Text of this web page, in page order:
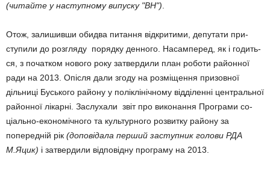
(читайте у наступ­ному випуску "ВН")
Отож, залишивши обидва пи­тання відкритими, депутати при­
ступили до розгляду порядку денного. Насам­перед, як і годить­
ся, з початком нового року затвер­дили план роботи районної
ради на 2013. Опісля дали згоду на розміщення призовної
дільниці Буського району у поліклінічному відділенні цент­ральної
районної лікарні. Заслухали звіт про ви­конання Програми со­
ціально-еко­номічного та культур­ного розвитку району за
попередній рік (допо­відала перший заступник голови РДА
М.Яцик) і затвердили відпо­відну програму на 2013.